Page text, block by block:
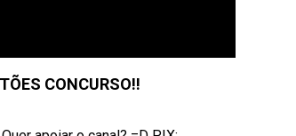
CONCURSO!!